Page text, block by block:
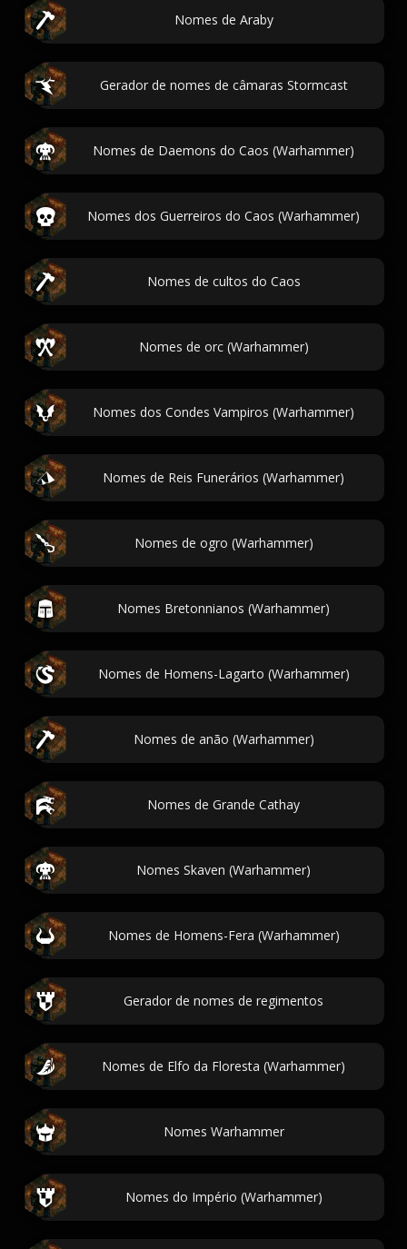
Nomes de Araby
Gerador de nomes de câmaras Stormcast
Nomes de Daemons do Caos (Warhammer)
Nomes dos Guerreiros do Caos (Warhammer)
Nomes de cultos do Caos
Nomes de orc (Warhammer)
Nomes dos Condes Vampiros (Warhammer)
Nomes de Reis Funerários (Warhammer)
Nomes de ogro (Warhammer)
Nomes Bretonnianos (Warhammer)
Nomes de Homens-Lagarto (Warhammer)
Nomes de anão (Warhammer)
Nomes de Grande Cathay
Nomes Skaven (Warhammer)
Nomes de Homens-Fera (Warhammer)
Gerador de nomes de regimentos
Nomes de Elfo da Floresta (Warhammer)
Nomes Warhammer
Nomes do Império (Warhammer)